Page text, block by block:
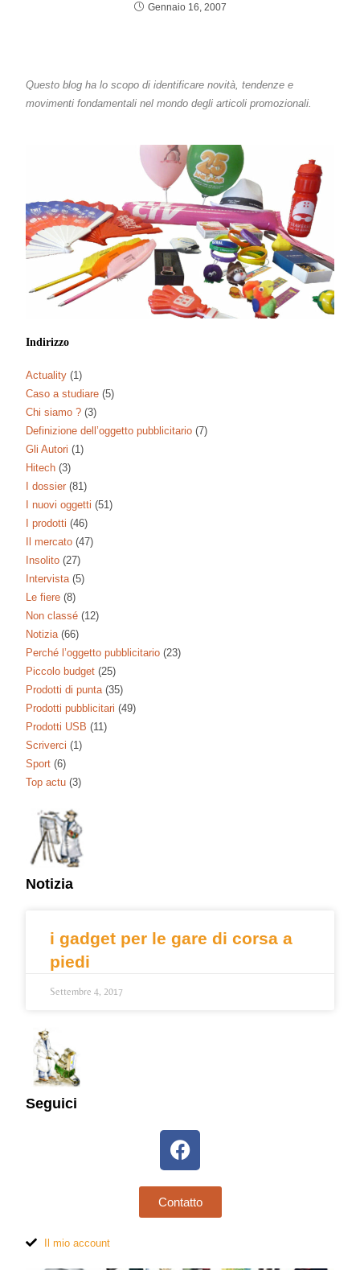
Gennaio 16, 2007
Questo blog ha lo scopo di identificare novità, tendenze e
movimenti fondamentali nel mondo degli articoli promozionali.
Indirizzo
Actuality (1)
Caso a studiare (5)
Chi siamo ? (3)
Definizione dell’oggetto pubblicitario (7)
Gli Autori (1)
Hitech (3)
I dossier (81)
I nuovi oggetti (51)
I prodotti (46)
Il mercato (47)
Insolito (27)
Intervista (5)
Le fiere (8)
Non classé (12)
Notizia (66)
Perché l’oggetto pubblicitario (23)
Piccolo budget (25)
Prodotti di punta (35)
Prodotti pubblicitari (49)
Prodotti USB (11)
Scriverci (1)
Sport (6)
Top actu (3)
Notizia
i gadget per le gare di corsa a
piedi
Settembre 4, 2017
Seguici
Contatto
Il mio account